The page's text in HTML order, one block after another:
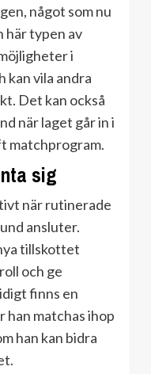
något som nu
här typen av
i
kan vila andra
Det kan också
när laget går in i
matchprogram.
sig
när rutinerade
ansluter.
tillskottet
och ge
finns en
matchas ihop
han kan bidra